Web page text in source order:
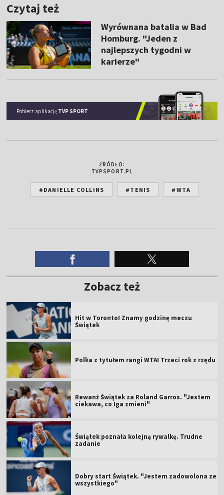
Czytaj też
Wyrównana batalia w Bad
Homburg. "Jeden z
najlepszych tygodni w
karierze"
Pobierz aplikację TVP SPORT
ŹRÓDŁO:
TVPSPORT.PL
#DANIELLE COLLINS #TENIS #WTA
Zobacz też
Hit w Toronto! Znamy godzinę meczu
Świątek
Polka z tytułem rangi WTA! Trzeci rok z rzędu
Rewanż Świątek za Roland Garros. "Jestem
ciekawa, co Iga zmieni"
Świątek poznała kolejną rywalkę. Trudne
zadanie
Dobry start Świątek. "Jestem zadowolona ze
wszystkiego"